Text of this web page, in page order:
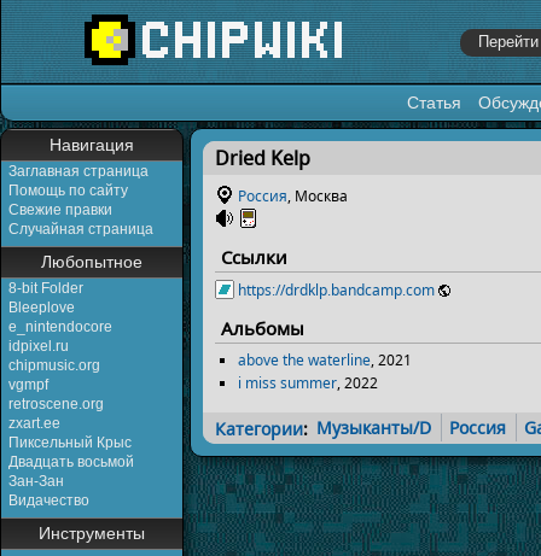
Статья
Навигация
Заглавная страница
Помощь по сайту
Свежие правки
Случайная страница
Любопытное
8-bit Folder
Bleeplove
e_nintendocore
idpixel.ru
chipmusic.org
vgmpf
retroscene.org
zxart.ee
Пиксельный Крыс
Двадцать восьмой
Зан-Зан
Видачество
Инструменты
Перейти к:навигация,поиск
Dried Kelp
Россия, Москва
Ссылки
https://drdklp.bandcamp.com
Альбомы
above the waterline, 2021
i miss summer, 2022
Категории: Музыканты/D Россия